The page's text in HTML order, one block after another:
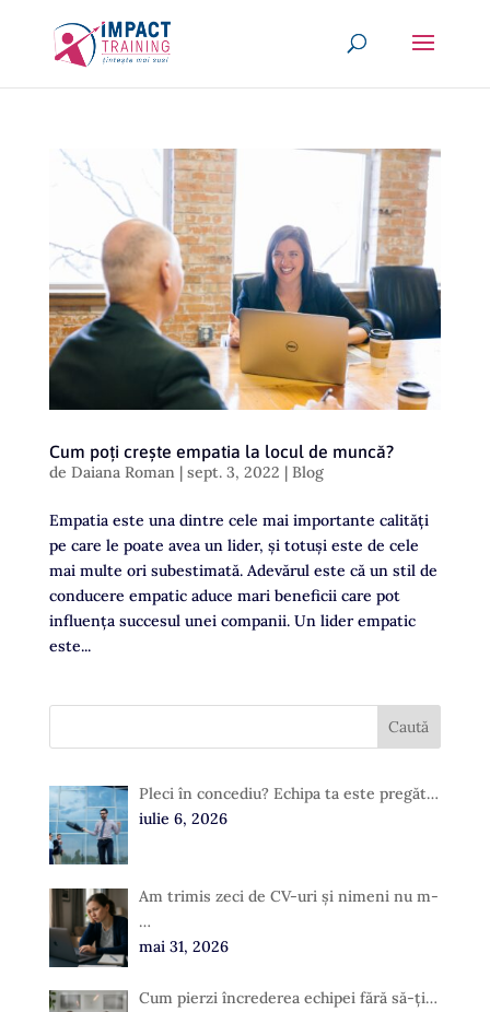
Cum poți crește empatia la locul de muncă?
de Daiana Roman| sept. 3, 2022 | Blog
Empatia este una dintre cele mai importante calități
pe care le poate avea un lider, şi totuși este de cele
mai multe ori subestimată. Adevărul este că un stil de
conducere empatic aduce mari beneficii care pot
influența succesul unei companii. Un lider empatic
este...
Pleci în concediu? Echipa ta este pregăt…
iulie 6, 2026
Am trimis zeci de CV-uri și nimeni nu m-
…
mai 31, 2026
Cum pierzi încrederea echipei fără să-ți…